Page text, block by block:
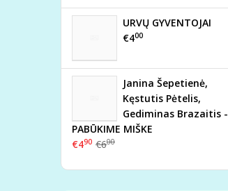
URVŲ GYVENTOJAI
€400
Janina Šepetienė,
Kęstutis Pėtelis,
Gediminas Brazaitis -
PABŪKIME MIŠKE
€490 €600